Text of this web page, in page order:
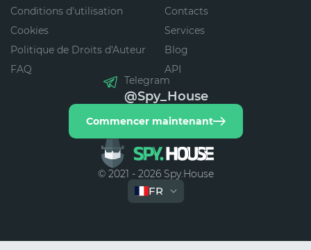
© 2021 - 2026 Spy.House
FR
Conditions d'utilisation
Cookies
Politique de Droits d'Auteur
FAQ
Contacts
Services
Blog
API
Telegram
@Spy_House
Commencer maintenant